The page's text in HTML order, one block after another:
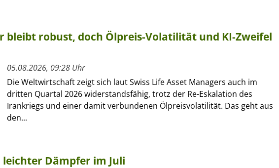
bleibt robust, doch Ölpreis-Volatilität und KI-Zweifel
05.08.2026, 09:28 Uhr
Die Weltwirtschaft zeigt sich laut Swiss Life Asset Managers auch im
dritten Quartal 2026 widerstandsfähig, trotz der Re-Eskalation des
Irankriegs und einer damit verbundenen Ölpreisvolatilität. Das geht aus
den...
Dämpfer im Juli